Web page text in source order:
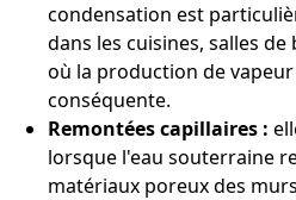
condensation est
dans les cuisines, salles
où la production de
conséquente.
Remontées capillaires :
lorsque l'eau souterraine
matériaux poreux des